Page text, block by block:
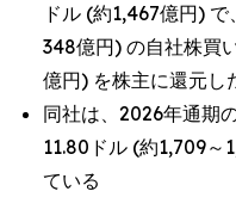
ドル (約1,467億円)
348億円) の自社株買
億円) を株主に還元し
同社は、2026年通期
11.80ドル (約1,709～
ている